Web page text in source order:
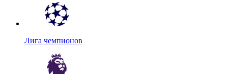
Лига чемпионов